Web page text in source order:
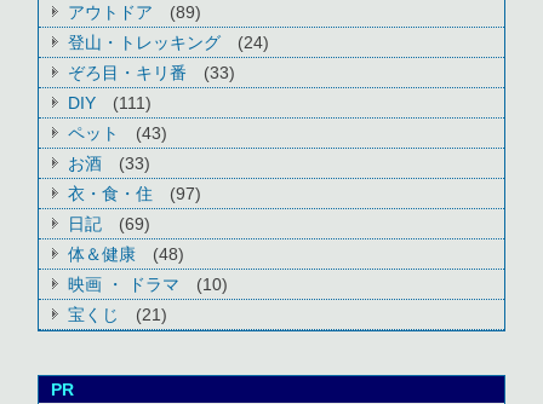
アウトドア
(89)
登山・トレッキング
(24)
ぞろ目・キリ番
(33)
DIY
(111)
ペット
(43)
お酒
(33)
衣・食・住
(97)
日記
(69)
体＆健康
(48)
映画 ・ ドラマ
(10)
宝くじ
(21)
PR